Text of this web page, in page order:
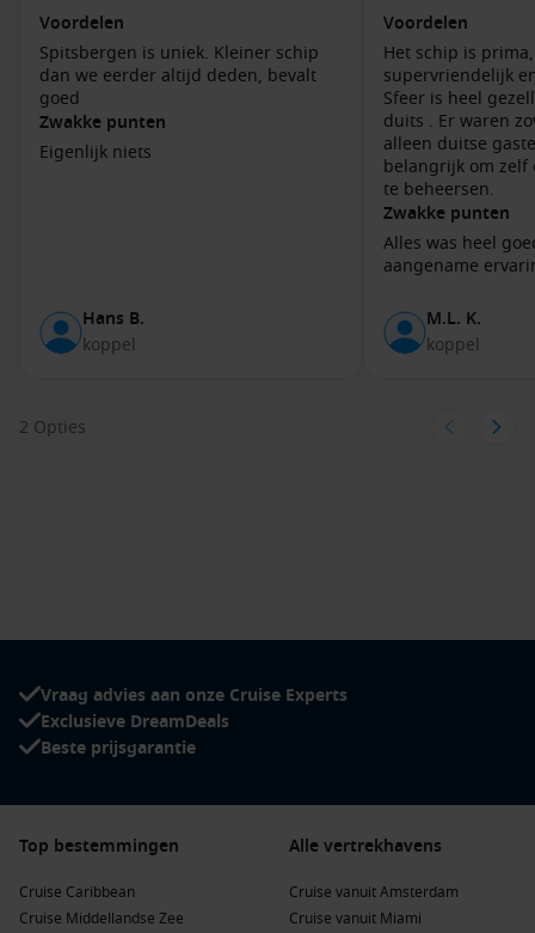
programma en bieden een toegankelijke manier om
Spitsbergen te ontdekken.
Scheepsopties voor deze bestemming
Omdat Spitsbergen alleen bereikbaar is via schepen die
geschikt zijn voor poolwateren, zijn de beschikbare opties
zorgvuldig geselecteerd. Je kunt kiezen tussen:
Kleinere schepen met ijsversterkte
rompen, ideaal voor wie dichter bij de natuur wil komen en
Middelgrote schepen:
Iets groter in formaat en daardoor
rijker uitgerust, met lounges, wellnessfaciliteiten en
Premium schepen:
Luxe accommodaties, hoogwaardige
Longyearbyen:
Hier ontdek je musea, wandelroutes en een boeiende
geschiedenis van mijnbouw en poolonderzoek.
Pyramiden:Een voormalige Sovjet-
mijnwerkersnederzetting die vandaag de dag fungeert als
fascinerende historische locatie.
Voordelen
Spitsbergen is uniek. Kleiner schip
dan we eerder altijd deden, bevalt
goed
Zwakke punten
Eigenlijk niets
Hans B.
koppel
Voordelen
Het schip is
supervriendelijk
Sfeer is heel
duits . Er waren
alleen duitse
belangrijk om zelf
te beheersen.
Zwakke punten
Alles was heel
aangename
M.L. K.
koppel
2 Opties
Vraag advies aan onze Cruise Experts
Exclusieve DreamDeals
Beste prijsgarantie
Top bestemmingen
Cruise Caribbean
Cruise Middellandse Zee
Alle vertrekhavens
Cruise vanuit Amsterdam
Cruise vanuit Miami